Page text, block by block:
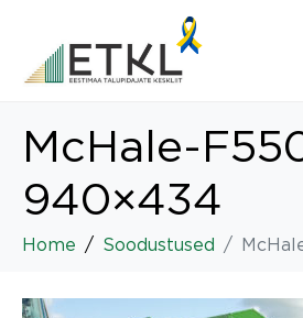
McHale-
940×434
Home Soodustused